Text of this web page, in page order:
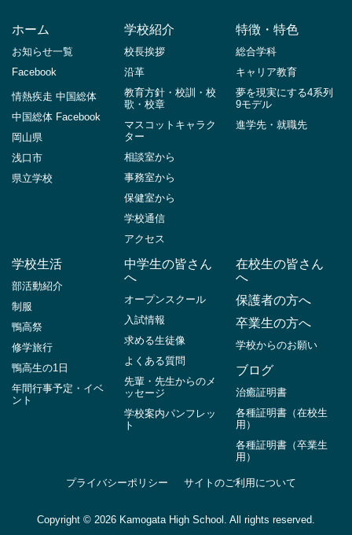
ホーム
お知らせ一覧
Facebook
情熱疾走 中国総体
中国総体 Facebook
岡山県
浅口市
県立学校
学校紹介
校長挨拶
沿革
教育方針・校訓・校
歌・校章
マスコットキャラク
ター
相談室から
事務室から
保健室から
学校通信
アクセス
特徴・特色
総合学科
キャリア教育
夢を現実にする4系列
9モデル
進学先・就職先
学校生活
部活動紹介
制服
鴨高祭
修学旅行
鴨高生の1日
年間行事予定・イベ
ント
中学生の皆さん
へ
オープンスクール
入試情報
求める生徒像
よくある質問
先輩・先生からのメ
ッセージ
学校案内パンフレッ
ト
在校生の皆さん
へ
保護者の方へ
卒業生の方へ
学校からのお願い
ブログ
治癒証明書
各種証明書（在校生
用）
各種証明書（卒業生
用）
プライバシーポリシー サイトのご利用について
Copyright © 2026 Kamogata High School. All rights reserved.